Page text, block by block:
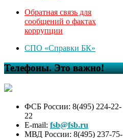
Обратная связь для
сообщений о фактах
коррупции
СПО «Справки БК»
Телефоны. Это важно!
ФСБ России: 8(495) 224-22-
22
E-mail: fsb@fsb.ru
МВД России: 8(495) 237-75-